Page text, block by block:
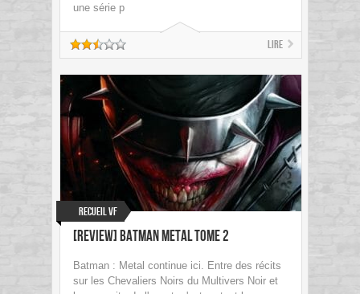
une série p
Lire
Recueil VF
[Review] Batman Metal Tome 2
Batman : Metal continue ici. Entre des récits
sur les Chevaliers Noirs du Multivers Noir et